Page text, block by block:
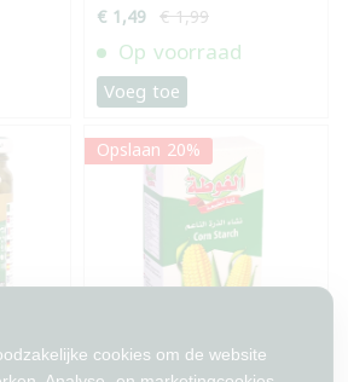
cookies om de website
€ 1,49 € 1,99
Op voorraad
Voeg toe
Opslaan 20%